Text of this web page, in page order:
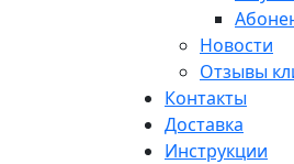
Новости
Отзывы
Контакты
Доставка
Инструкции